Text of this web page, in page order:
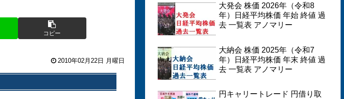
コピー
2010年02月22日 月曜日
大発会 株価 2026年（令和8
年）日経平均株価 年始 終値 過
去 一覧表 アノマリー
大納会 株価 2025年（令和7
年）日経平均株価 年末 終値 過
去 一覧表 アノマリー
円キャリートレード 円借り取